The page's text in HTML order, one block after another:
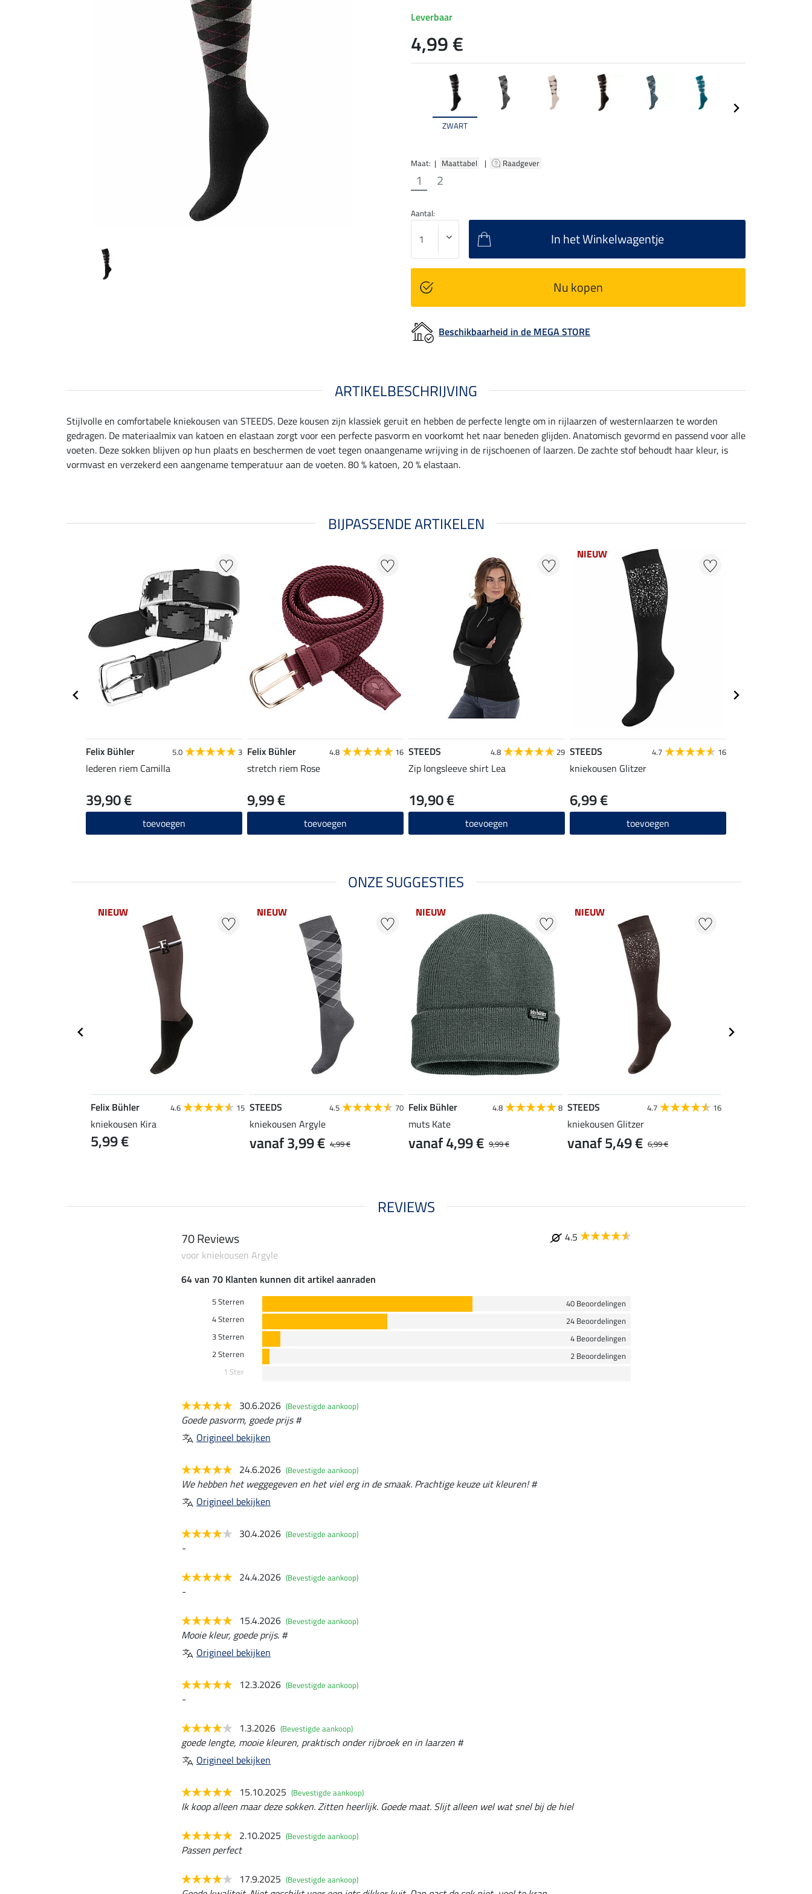
ZWART
Maat: | Maattabel | Raadgever
1 2
Leverbaar
4,99 €
Aantal:
In het Winkelwagentje
Nu kopen
Beschikbaarheid in de MEGA STORE
ARTIKELBESCHRIJVING
Stijlvolle en comfortabele kniekousen van STEEDS. Deze kousen zijn klassiek geruit en hebben de perfecte lengte om in rijlaarzen of westernlaarzen te worden
gedragen. De materiaalmix van katoen en elastaan zorgt voor een perfecte pasvorm en voorkomt het naar beneden glijden. Anatomisch gevormd en passend voor alle
voeten. Deze sokken blijven op hun plaats en beschermen de voet tegen onaangename wrijving in de rijschoenen of laarzen. De zachte stof behoudt haar kleur, is
vormvast en verzekerd een aangename temperatuur aan de voeten. 80 % katoen, 20 % elastaan.
BIJPASSENDE ARTIKELEN
Felix Bühler 5.0 3
lederen riem Camilla
39,90 €
toevoegen
Felix Bühler 4.8 16
stretch riem Rose
9,99 €
toevoegen
STEEDS 4.8 29
Zip longsleeve shirt Lea
19,90 €
toevoegen
NIEUW
STEEDS 4.7 16
kniekousen Glitzer
6,99 €
toevoegen
ONZE SUGGESTIES
NIEUW
Felix Bühler 4.6 15
kniekousen Kira
5,99 €
NIEUW
STEEDS 4.5 70
kniekousen Argyle
4,99 €
vanaf 3,99 €
NIEUW
Felix Bühler 4.8 8
muts Kate
9,99 €
vanaf 4,99 €
NIEUW
STEEDS 4.7 16
kniekousen Glitzer
6,99 €
vanaf 5,49 €
REVIEWS
70 Reviews
4.5
voor kniekousen Argyle
64 van 70 Klanten kunnen dit artikel aanraden
5 Sterren
40 Beoordelingen
4 Sterren
24 Beoordelingen
3 Sterren
4 Beoordelingen
2 Sterren
2 Beoordelingen
1 Ster
30.6.2026 (Bevestigde aankoop)
Goede pasvorm, goede prijs #
Origineel bekijken
24.6.2026 (Bevestigde aankoop)
We hebben het weggegeven en het viel erg in de smaak. Prachtige keuze uit kleuren! #
Origineel bekijken
30.4.2026 (Bevestigde aankoop)
-
24.4.2026 (Bevestigde aankoop)
-
15.4.2026 (Bevestigde aankoop)
Mooie kleur, goede prijs. #
Origineel bekijken
12.3.2026 (Bevestigde aankoop)
-
1.3.2026 (Bevestigde aankoop)
goede lengte, mooie kleuren, praktisch onder rijbroek en in laarzen #
Origineel bekijken
15.10.2025 (Bevestigde aankoop)
Ik koop alleen maar deze sokken. Zitten heerlijk. Goede maat. Slijt alleen wel wat snel bij de hiel
2.10.2025 (Bevestigde aankoop)
Passen perfect
17.9.2025 (Bevestigde aankoop)